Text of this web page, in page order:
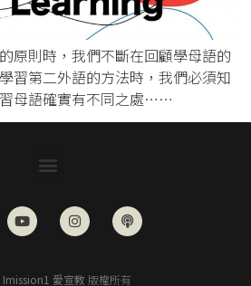
原則時，我們不斷在回顧學母語的
習第二外語的方法時，我們必須知
母語確實有不同之處……
Imission1 愛宣教 版權所有